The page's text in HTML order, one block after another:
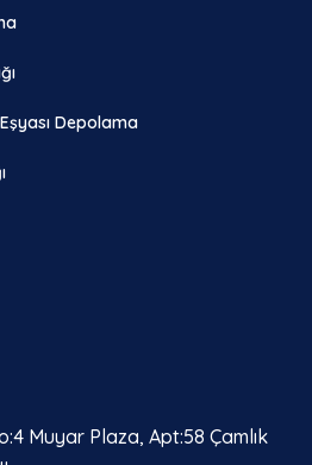
Depolama
Muyar Plaza, Apt:58 Çamlık